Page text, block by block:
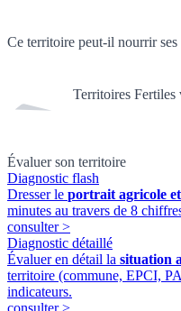
Ce territoire peut-il nourrir ses
Territoires
Évaluer son territoire
Diagnostic flash
Dresser le portrait agricole
minutes au travers de 8
consulter>
Diagnostic détaillé
Évaluer en détail la situation
territoire (commune, EPCI,
indicateurs.
consulter>